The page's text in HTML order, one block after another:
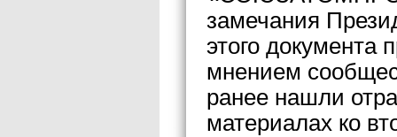
замечания
этого документа
мнением
ранее нашли
материалах ко